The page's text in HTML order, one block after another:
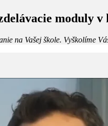
moduly v
na Vašej škole. Vyškolíme